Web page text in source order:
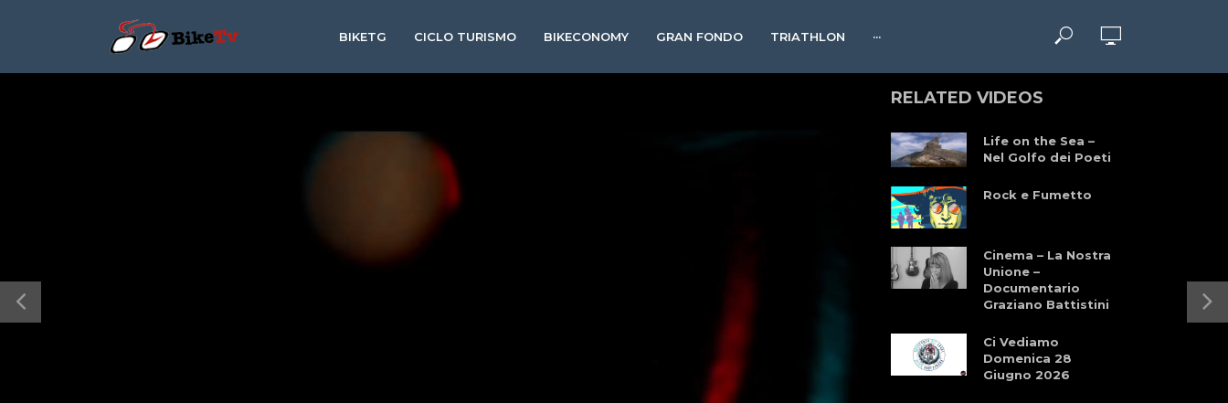
BIKETG CICLO TURISMO BIKECONOMY GRAN FONDO TRIATHLON ···
RELATED VIDEOS
Life on the Sea –
Nel Golfo dei Poeti
Rock e Fumetto
Cinema – La Nostra
Unione –
Documentario
Graziano Battistini
Ci Vediamo
Domenica 28
Giugno 2026